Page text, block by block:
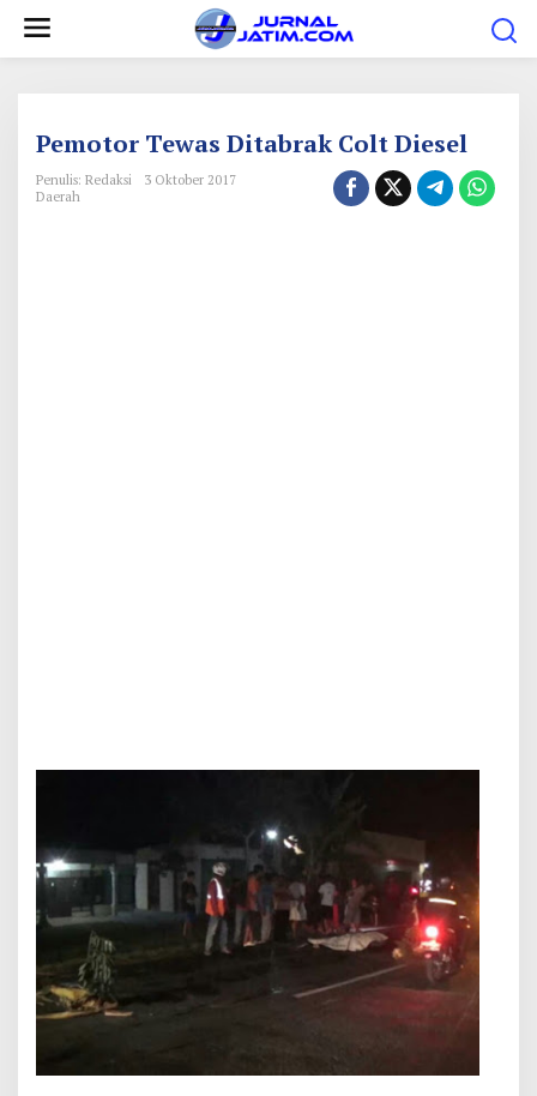
Pemotor Tewas Ditabrak Colt Diesel
Penulis: Redaksi
3 Oktober 2017
Daerah